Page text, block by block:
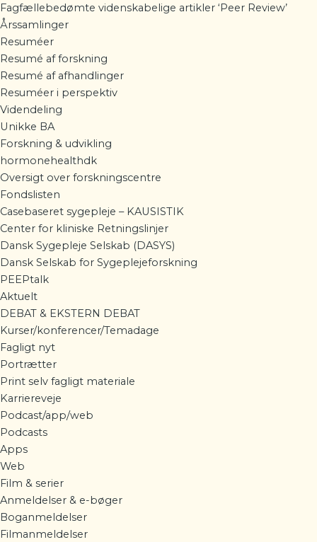
Fagfællebedømte videnskabelige artikler ‘Peer Review’
Årssamlinger
Resuméer
Resumé af forskning
Resumé af afhandlinger
Resuméer i perspektiv
Videndeling
Unikke BA
Forskning & udvikling
hormonehealthdk
Oversigt over forskningscentre
Fondslisten
Casebaseret sygepleje – KAUSISTIK
Center for kliniske Retningslinjer
Dansk Sygepleje Selskab (DASYS)
Dansk Selskab for Sygeplejeforskning
PEEPtalk
Aktuelt
DEBAT & EKSTERN DEBAT
Kurser/konferencer/Temadage
Fagligt nyt
Portrætter
Print selv fagligt materiale
Karriereveje
Podcast/app/web
Podcasts
Apps
Web
Film & serier
Anmeldelser & e-bøger
Boganmeldelser
Filmanmeldelser